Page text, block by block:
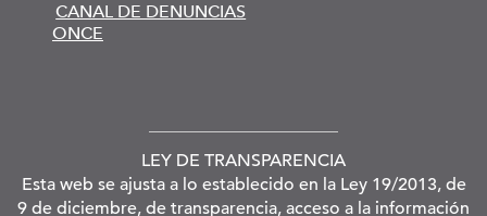
CANAL DE DENUNCIAS
ONCE
LEY DE TRANSPARENCIA
Esta web se ajusta a lo establecido en la Ley 19/2013, de
9 de diciembre, de transparencia, acceso a la información